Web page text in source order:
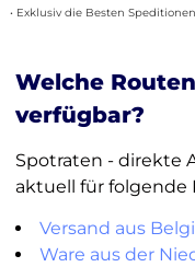
• Exklusiv die Besten
Welche
verfügbar?
Spotraten - direkte
aktuell für folgende
Versand aus
Ware aus der